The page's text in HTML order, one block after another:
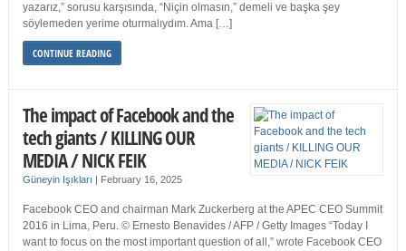
yazarız,” sorusu karşısında, “Niçin olmasın,” demeli ve başka şey
söylemeden yerime oturmalıydım. Ama […]
CONTINUE READING
The impact of Facebook and the
tech giants / KILLING OUR
MEDIA / NICK FEIK
Güneyin Işıkları | February 16, 2025
Facebook CEO and chairman Mark Zuckerberg at the APEC CEO Summit
2016 in Lima, Peru. © Ernesto Benavides / AFP / Getty Images “Today I
want to focus on the most important question of all,” wrote Facebook CEO